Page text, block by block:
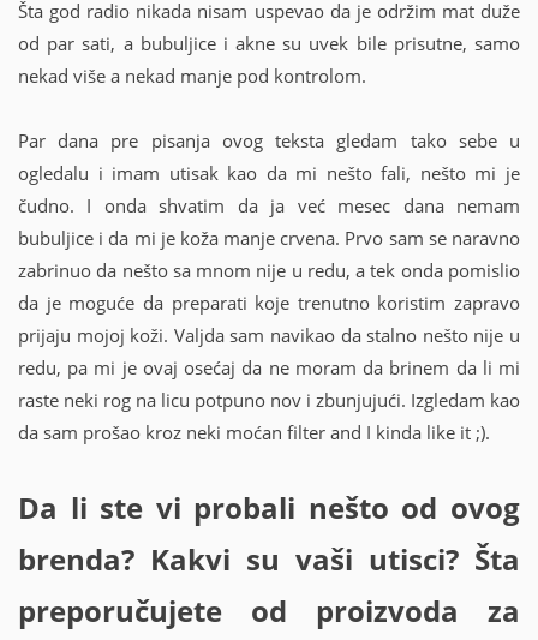
Šta god radio nikada nisam uspevao da je održim mat duže
od par sati, a bubuljice i akne su uvek bile prisutne, samo
nekad više a nekad manje pod kontrolom.
Par dana pre pisanja ovog teksta gledam tako sebe u
ogledalu i imam utisak kao da mi nešto fali, nešto mi je
čudno. I onda shvatim da ja već mesec dana nemam
bubuljice i da mi je koža manje crvena. Prvo sam se naravno
zabrinuo da nešto sa mnom nije u redu, a tek onda pomislio
da je moguće da preparati koje trenutno koristim zapravo
prijaju mojoj koži. Valjda sam navikao da stalno nešto nije u
redu, pa mi je ovaj osećaj da ne moram da brinem da li mi
raste neki rog na licu potpuno nov i zbunjujući. Izgledam kao
da sam prošao kroz neki moćan filter and I kinda like it ;).
Da li ste vi probali nešto od ovog
brenda? Kakvi su vaši utisci? Šta
preporučujete od proizvoda za